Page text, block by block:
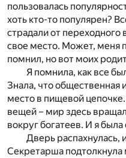
пользовалась
хоть кто-то популярен?
страдали от переходного
свое место. Может, меня
помнил, но вот моих
Я помнила, как все
Знала, что общественная
место в пищевой
вещей – мир здесь
вокруг богатеев. И я
Дверь распахнулась,
Секретарша подтолкнула